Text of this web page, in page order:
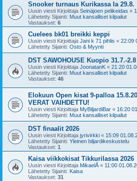
Snooker turnaus Kurikassa la 29.8.
Uusin viesti Kirjoittaja Seinäjoen pelikeidas «
Lähetetty Sijainti: Muut kansalliset kilpailut
Vastaukset: 6
Cuelees bk01 breikki keppi
Uusin viesti Kirjoittaja Jani k 71 pihlis « 22:09
Lähetetty Sijainti: Osto & Myynti
DST SAWOHOUSE Kuopio 31.7.-2.8
Uusin viesti Kirjoittaja JoonatanK « 21:20
Lähetetty Sijainti: Muut kansalliset kilpailut
Vastaukset: 46
Elokuun Open kisat 9-palloa
VERAT VAIHDETTU!
Uusin viesti Kirjoittaja MyBiljardiBar « 16:20
Lähetetty Sijainti: Muut kansalliset kilpailut
DST finaalit 2026
Uusin viesti Kirjoittaja jyrivirkki « 15:09
Lähetetty Sijainti: Yleinen biljardikeskustelu
Vastaukset: 1
Kaisa viikkokisat Tikkurilassa 2026
Uusin viesti Kirjoittaja MikaelÅ « 11:00
Lähetetty Sijainti: Kaisa
Vastaukset: 31